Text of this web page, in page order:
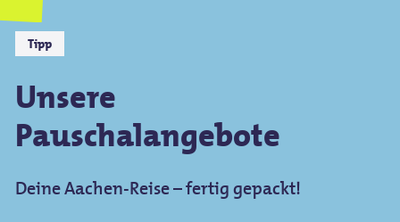
Tipp
Unsere
Pauschalangebote
Deine Aachen-Reise – fertig gepackt!